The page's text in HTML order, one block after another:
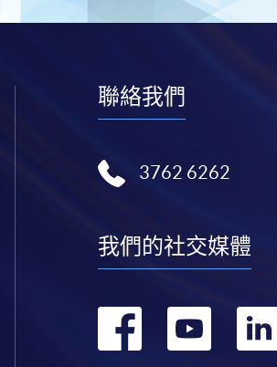
聯絡我們
3762 6262
我們的社交媒體
轉 轉